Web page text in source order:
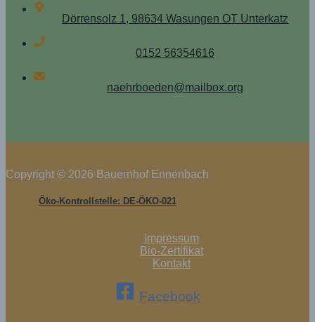
Dörrensolz 1, 98634 Wasungen OT Unterkatz
0152 56354616
naehrboeden@mailbox.org
Copyright © 2026 Bauernhof Ennenbach
Öko-Kontrollstelle: DE-ÖKO-021
Impressum
Bio-Zertifikat
Kontakt
Facebook